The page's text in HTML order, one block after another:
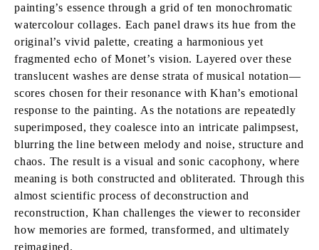
painting’s essence through a grid of ten monochromatic
watercolour collages. Each panel draws its hue from the
original’s vivid palette, creating a harmonious yet
fragmented echo of Monet’s vision. Layered over these
translucent washes are dense strata of musical notation—
scores chosen for their resonance with Khan’s emotional
response to the painting. As the notations are repeatedly
superimposed, they coalesce into an intricate palimpsest,
blurring the line between melody and noise, structure and
chaos. The result is a visual and sonic cacophony, where
meaning is both constructed and obliterated. Through this
almost scientific process of deconstruction and
reconstruction, Khan challenges the viewer to reconsider
how memories are formed, transformed, and ultimately
reimagined.